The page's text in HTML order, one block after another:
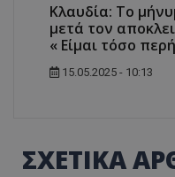
Κλαυδία: Το
μετά τον
« Είμαι τόσο
15.05.2025 - 10:13
ΣΧΕΤΙΚΑ